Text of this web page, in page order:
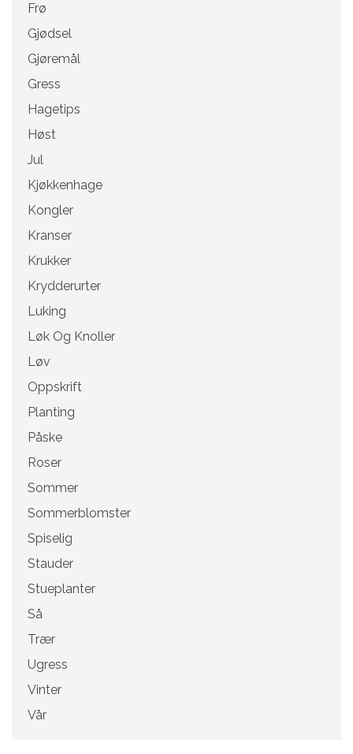
Frø
Gjødsel
Gjøremål
Gress
Hagetips
Høst
Jul
Kjøkkenhage
Kongler
Kranser
Krukker
Krydderurter
Luking
Løk Og Knoller
Løv
Oppskrift
Planting
Påske
Roser
Sommer
Sommerblomster
Spiselig
Stauder
Stueplanter
Så
Trær
Ugress
Vinter
Vår